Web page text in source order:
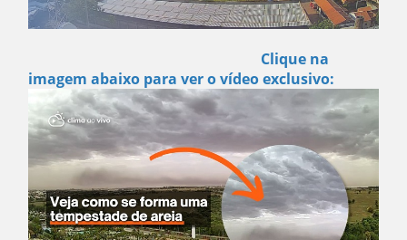
Clique na
imagem abaixo para ver o vídeo exclusivo: